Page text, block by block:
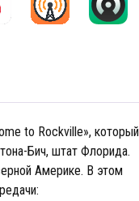
to Rockville», который
Бич, штат Флорида.
Америке. В этом